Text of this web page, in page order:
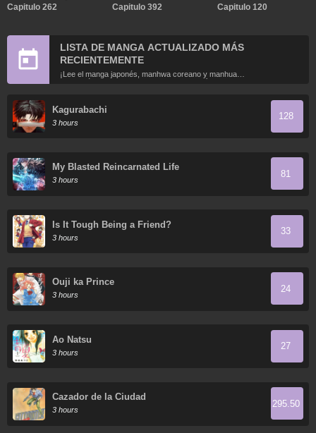
Capitulo 262 Capitulo 392
Gods
Capitulo 120
LISTA DE MANGA ACTUALIZADO MÁS
RECIENTEMENTE
¡Lee el manga japonés, manhwa coreano y manhua
chino más recientemente actualizados en línea gratis!
Kagurabachi
3 hours
128
My Blasted Reincarnated Life
3 hours
81
Is It Tough Being a Friend?
3 hours
33
Ouji ka Prince
3 hours
24
Ao Natsu
3 hours
27
Cazador de la Ciudad
3 hours
295.50